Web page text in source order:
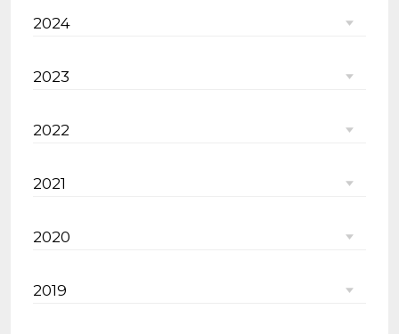
2024
2023
2022
2021
2020
2019